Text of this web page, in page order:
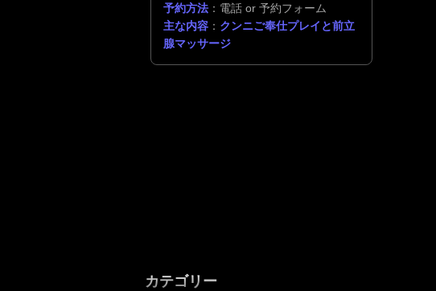
予約方法 ：電話 or 予約フォーム
主な内容 ： クンニご奉仕プレイと前立
腺マッサージ
カテゴリー